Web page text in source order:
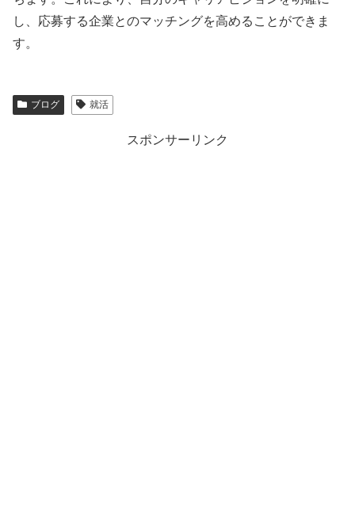
し、応募する企業とのマッチングを高めることができま
す。
ブログ 就活
スポンサーリンク